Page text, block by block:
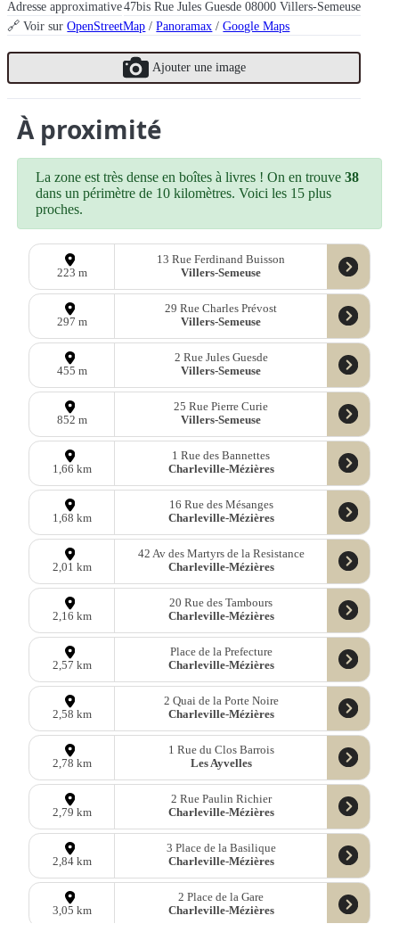
Adresse approximative47bis Rue Jules Guesde 08000 Villers-Semeuse
🔗 Voir surOpenStreetMap /Panoramax /Google Maps
Ajouter une image
À proximité
La zone est très dense en boîtes à livres ! On en trouve38
dans un périmètre de 10 kilomètres. Voici les 15 plus
proches.
223 m
13 Rue Ferdinand Buisson
Villers-Semeuse
297 m
29 Rue Charles Prévost
Villers-Semeuse
455 m
2 Rue Jules Guesde
Villers-Semeuse
852 m
25 Rue Pierre Curie
Villers-Semeuse
1,66 km
1 Rue des Bannettes
Charleville-Mézières
1,68 km
16 Rue des Mésanges
Charleville-Mézières
2,01 km
42 Av des Martyrs de la Resistance
Charleville-Mézières
2,16 km
20 Rue des Tambours
Charleville-Mézières
2,57 km
Place de la Prefecture
Charleville-Mézières
2,58 km
2 Quai de la Porte Noire
Charleville-Mézières
2,78 km
1 Rue du Clos Barrois
Les Ayvelles
2,79 km
2 Rue Paulin Richier
Charleville-Mézières
2,84 km
3 Place de la Basilique
Charleville-Mézières
3,05 km
2 Place de la Gare
Charleville-Mézières